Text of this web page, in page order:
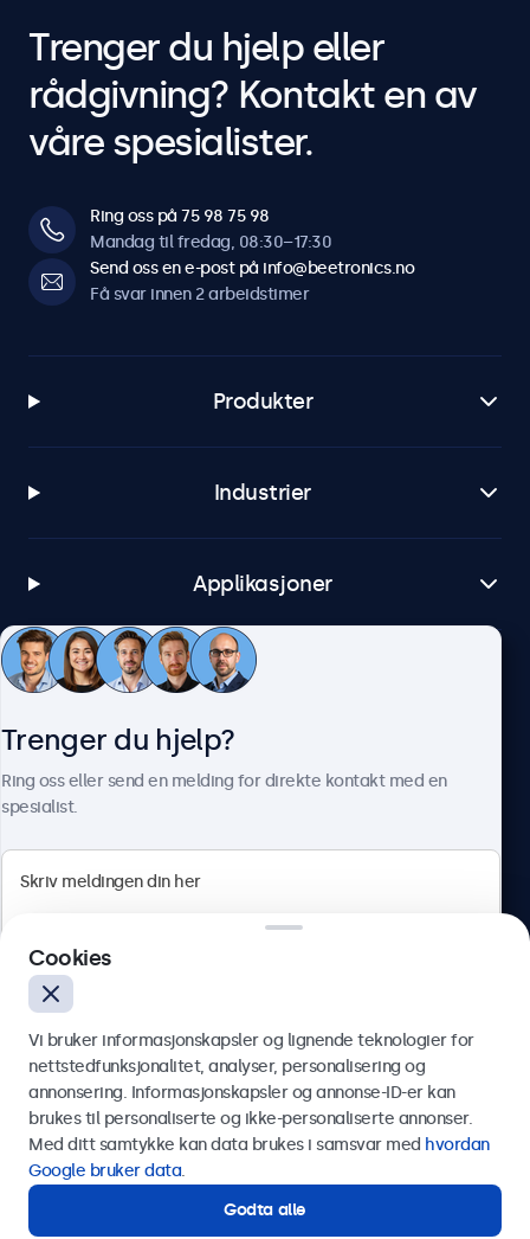
Trenger du hjelp eller
rådgivning? Kontakt en av
våre spesialister.
Ring oss på 75 98 75 98
Mandag til fredag, 08:30–17:30
Send oss en e-post på info@beetronics.no
Få svar innen 2 arbeidstimer
Produkter
Industrier
Applikasjoner
Kundeservice
Norsk
Trenger du hjelp?
Ring oss eller send en melding for direkte kontakt med en
spesialist.
Send
Eller ring oss på
Cookies
Vi bruker informasjonskapsler og lignende teknologier for
nettstedfunksjonalitet, analyser, personalisering og
annonsering. Informasjonskapsler og annonse-ID-er kan
brukes til personaliserte og ikke-personaliserte annonser.
Med ditt samtykke kan data brukes i samsvar med hvordan
Google bruker data.
Godta alle